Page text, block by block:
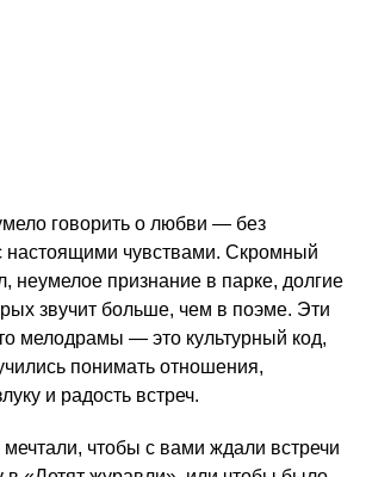
говорить о любви — без
настоящими чувствами. Скромный
неумелое признание в парке, долгие
звучит больше, чем в поэме. Эти
мелодрамы — это культурный код,
понимать отношения,
и радость встреч.
мечтали, чтобы с вами ждали встречи